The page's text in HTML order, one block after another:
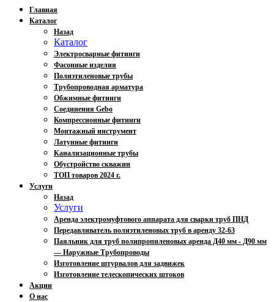
Главная
Каталог
Назад
Каталог
Электросварные фитинги
Фасонные изделия
Полиэтиленовые трубы
Трубопроводная арматура
Обжимные фитинги
Соединения Gebo
Компрессионные фитинги
Монтажный инструмент
Латунные фитинги
Канализационные трубы
Обустройство скважин
ТОП товаров 2024 г.
Услуги
Назад
Услуги
Аренда электромуфтового аппарата для сварки труб ПНД
Передавливатель полиэтиленовых труб в аренду 32-63
Паяльник для труб полипропиленовых аренда Д40 мм - Д90 мм
— Наружные Трубопроводы
Изготовление штурвалов для задвижек
Изготовление телескопических штоков
Акции
О нас